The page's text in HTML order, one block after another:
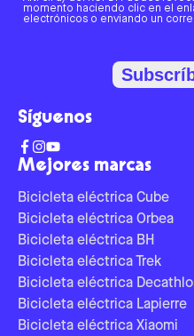
Mejores marcas
Bicicleta eléctrica Cube
Bicicleta eléctrica Orbea
Bicicleta eléctrica BH
Bicicleta eléctrica Trek
Bicicleta eléctrica
Bicicleta eléctrica Lapierre
Bicicleta eléctrica Xiaomi
momento haciendo clic en el
electrónicos o enviando un
Síguenos